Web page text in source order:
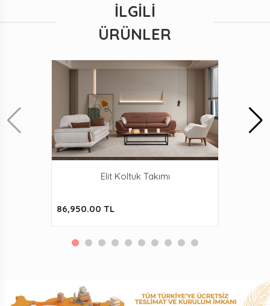
İLGILI
ÜRÜNLER
Elit Koltuk Takımı
86,950.00 TL